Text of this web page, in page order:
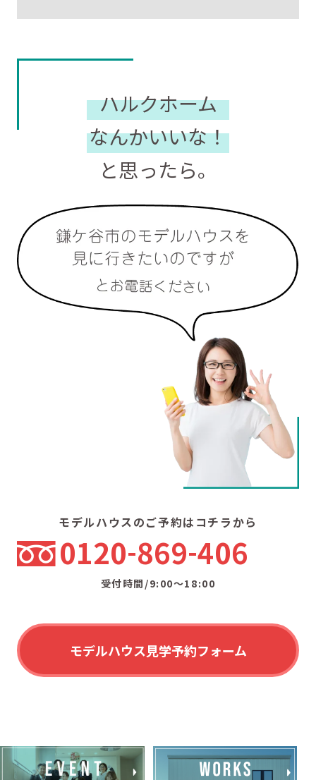
ハルクホーム
なんかいいな！
と思ったら。
モデルハウスのご予約はコチラから
0120 869 406
受付時間/9:00〜18:00
モデルハウス見学予約フォーム